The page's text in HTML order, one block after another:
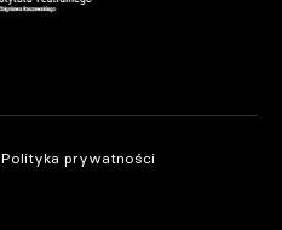
Polityka prywatności